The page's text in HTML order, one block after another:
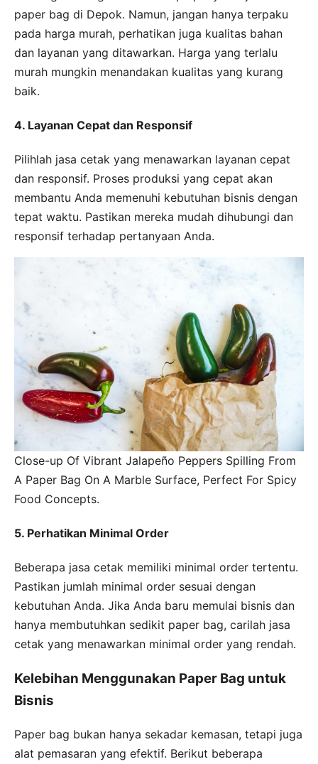
paper bag di Depok. Namun, jangan hanya terpaku
pada harga murah, perhatikan juga kualitas bahan
dan layanan yang ditawarkan. Harga yang terlalu
murah mungkin menandakan kualitas yang kurang
baik.
4. Layanan Cepat dan Responsif
Pilihlah jasa cetak yang menawarkan layanan cepat
dan responsif. Proses produksi yang cepat akan
membantu Anda memenuhi kebutuhan bisnis dengan
tepat waktu. Pastikan mereka mudah dihubungi dan
responsif terhadap pertanyaan Anda.
Close-up Of Vibrant Jalapeño Peppers Spilling From
A Paper Bag On A Marble Surface, Perfect For Spicy
Food Concepts.
5. Perhatikan Minimal Order
Beberapa jasa cetak memiliki minimal order tertentu.
Pastikan jumlah minimal order sesuai dengan
kebutuhan Anda. Jika Anda baru memulai bisnis dan
hanya membutuhkan sedikit paper bag, carilah jasa
cetak yang menawarkan minimal order yang rendah.
Kelebihan Menggunakan Paper Bag untuk
Bisnis
Paper bag bukan hanya sekadar kemasan, tetapi juga
alat pemasaran yang efektif. Berikut beberapa